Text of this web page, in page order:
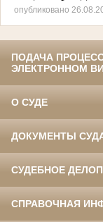
опубликовано
ПОДАЧА
ЭЛЕКТРОННОМ
О СУДЕ
ДОКУМЕНТЫ
СУДЕБНОЕ
СПРАВОЧНАЯ